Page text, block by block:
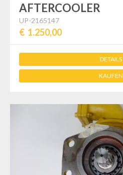
AFTERCOOLER
UP-2165147
€ 1.250,00
DETAILS
KAUFEN